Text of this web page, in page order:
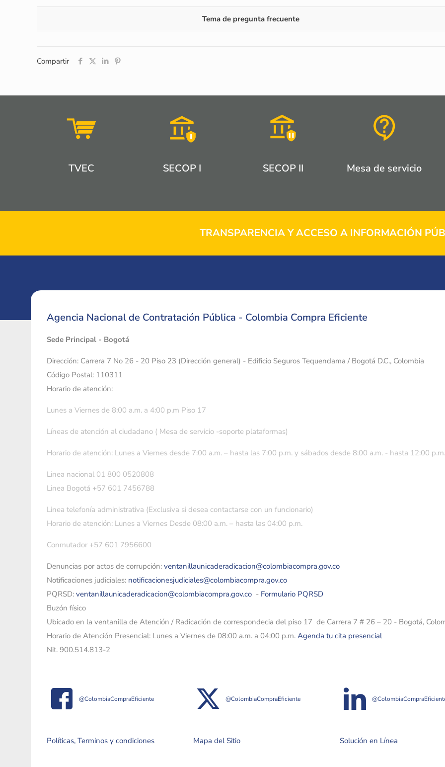
Tema de pregunta frecuente
Compartir
TVEC SECOP I SECOP II Mesa de servicio
TRANSPARENCIA Y ACCESO A INFORMACIÓN
Agencia Nacional de Contratación Pública - Colombia Compra Eficiente
Sede Principal - Bogotá
Dirección: Carrera 7 No 26 - 20 Piso 23 (Dirección general) - Edificio Seguros Tequendama / Bogotá D.C., Colombia
Código Postal: 110311
Horario de atención:
Lunes a Viernes de 8:00 a.m. a 4:00 p.m Piso 17
Líneas de atención al ciudadano ( Mesa de servicio -soporte plataformas)
Horario de atención: Lunes a Viernes desde 7:00 a.m. – hasta las 7:00 p.m. y sábados desde 8:00 a.m. - hasta 12:00 p.m.
Linea nacional 01 800 0520808
Linea Bogotá +57 601 7456788
Linea telefonía administrativa (Exclusiva si desea contactarse con un funcionario)
Horario de atención: Lunes a Viernes Desde 08:00 a.m. – hasta las 04:00 p.m.
Conmutador +57 601 7956600
Denuncias por actos de corrupción: ventanillaunicaderadicacion@colombiacompra.gov.co
Notificaciones judiciales: notificacionesjudiciales@colombiacompra.gov.co
PQRSD: ventanillaunicaderadicacion@colombiacompra.gov.co - Formulario PQRSD
Buzón físico
Ubicado en la ventanilla de Atención / Radicación de correspondecia del piso 17 de Carrera 7 # 26 – 20 - Bogotá,
Horario de Atención Presencial: Lunes a Viernes de 08:00 a.m. a 04:00 p.m. Agenda tu cita presencial
Nit. 900.514.813-2
@ColombiaCompraEficiente @ColombiaCompraEficiente
Políticas, Terminos y condiciones Mapa del Sitio Solución en Línea